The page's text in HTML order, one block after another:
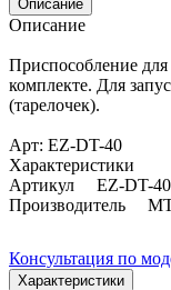
Описание
Описание
Приспособление
комплекте. Для
(тарелочек).
Арт: EZ-DT-40
Характеристики
Артикул EZ-DT-40
Производитель
Консультация по
Характеристики